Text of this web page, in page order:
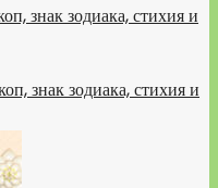
знак зодиака, стихия и
знак зодиака, стихия и